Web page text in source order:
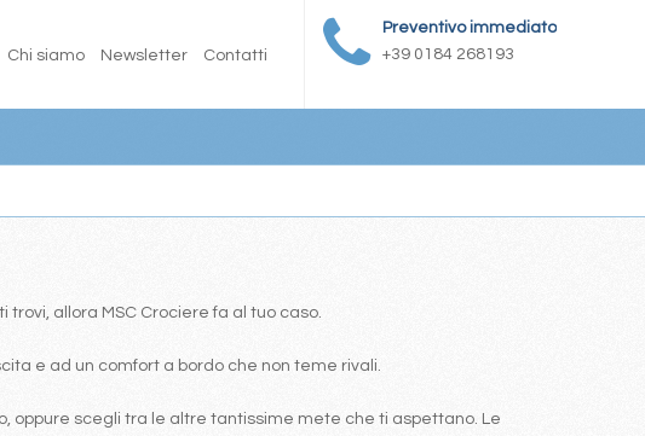
Preventivo immediato
+39 0184 268193
Chi siamo Newsletter Contatti
allora MSC Crociere fa al tuo caso.
e ad un comfort a bordo che non teme rivali.
oppure scegli tra le altre tantissime mete che ti aspettano. Le